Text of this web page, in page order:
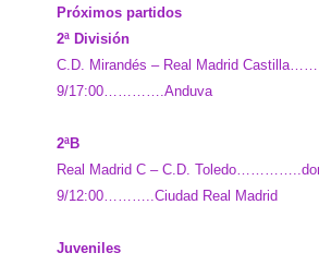
Próximos partidos
2ª División
C.D. Mirandés – Real Madrid
9/17:00………….Anduva
2ªB
Real Madrid C – C.D.
9/12:00………..Ciudad Real Madrid
Juveniles